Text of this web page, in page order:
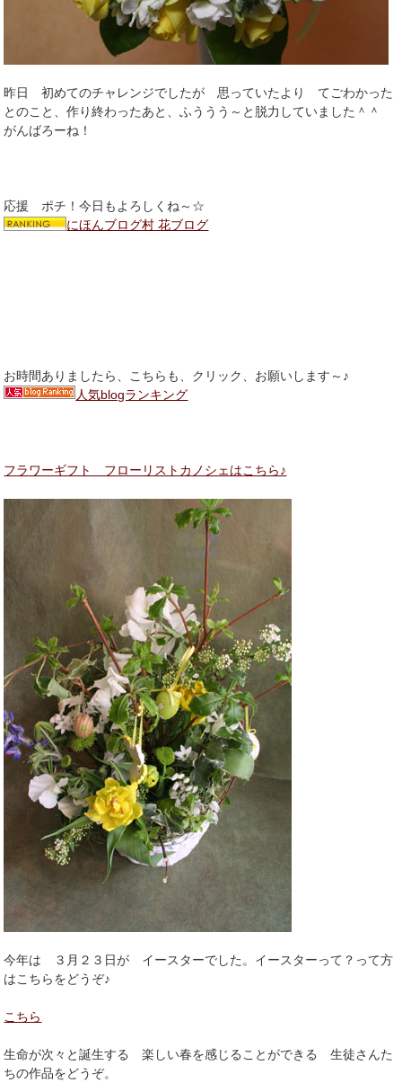
昨日 初めてのチャレンジでしたが 思っていたより てごわかった
とのこと、作り終わったあと、ふううう～と脱力していました＾＾
がんばろーね！
応援 ポチ！今日もよろしくね～☆
にほんブログ村 花ブログ
お時間ありましたら、こちらも、クリック、お願いします～♪
人気blogランキング
フラワーギフト フローリストカノシェはこちら♪
今年は ３月２３日が イースターでした。イースターって？って方
はこちらをどうぞ♪
こちら
生命が次々と誕生する 楽しい春を感じることができる 生徒さんた
ちの作品をどうぞ。